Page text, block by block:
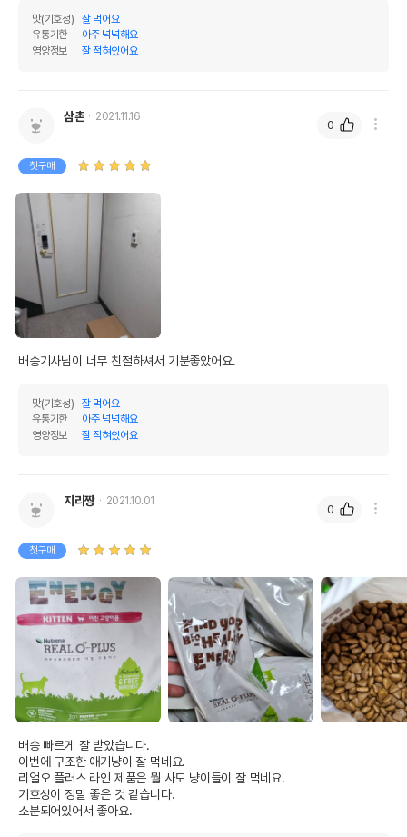
맛(기호성)
잘 먹어요
유통기한
아주 넉넉해요
영양정보
잘 적혀있어요
삼촌 2021.11.16
첫구매
배송기사님이 너무 친절하셔서 기분좋았어요.
맛(기호성)
잘 먹어요
유통기한
아주 넉넉해요
영양정보
잘 적혀있어요
0
지리짱 2021.10.01
첫구매
배송 빠르게 잘 받았습니다.
이번에 구조한 애기냥이 잘 먹네요.
리얼오 플러스 라인 제품은 뭘 사도 냥이들이 잘 먹네요.
기호성이 정말 좋은 것 같습니다.
소분되어있어서 좋아요.
0